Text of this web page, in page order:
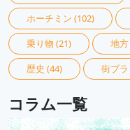
ホーチミン (102)
乗り物 (21) 地方
歴史 (44) 街ブラ
コラム一覧